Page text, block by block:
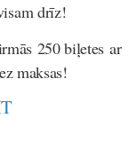
drīz!
250 biļetes ar
maksas!